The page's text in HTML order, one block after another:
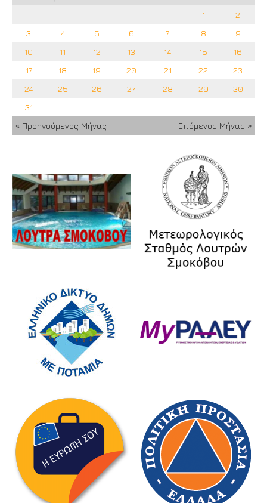
1
2
3
4 5 6 7 8
9
10
11 12 13 14 15
16
17
18 19 20 21 22
23
24
25 26 27 28 29
30
31
« Προηγούμενος Μήνας
Επόμενος Μήνας »